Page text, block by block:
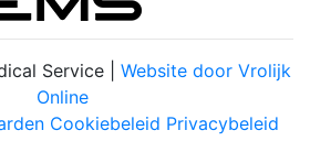
Service | Website door Vrolijk
Online
Cookiebeleid Privacybeleid